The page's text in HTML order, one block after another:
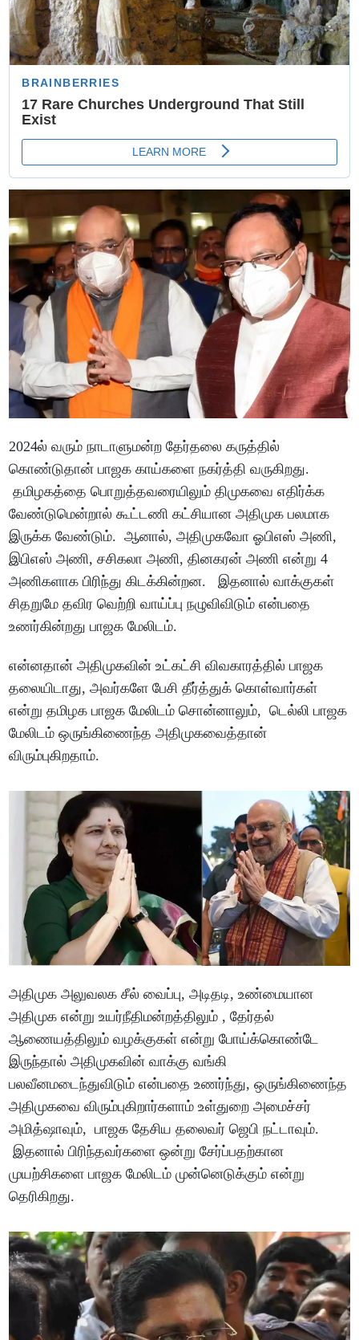
2024ல் வரும் நாடாளுமன்ற தேர்தலை கருத்தில்
கொண்டுதான் பாஜக காய்களை நகர்த்தி வருகிறது.
தமிழகத்தை பொறுத்தவரையிலும் திமுகவை எதிர்க்க
வேண்டுமென்றால் கூட்டணி கட்சியான அதிமுக பலமாக
இருக்க வேண்டும். ஆனால், அதிமுகவோ ஓபிஎஸ் அணி,
இபிஎஸ் அணி, சசிகலா அணி, தினகரன் அணி என்று 4
அணிகளாக பிரிந்து கிடக்கின்றன. இதனால் வாக்குகள்
சிதறுமே தவிர வெற்றி வாய்ப்பு நழுவிவிடும் என்பதை
உணர்கின்றது பாஜக மேலிடம்.
என்னதான் அதிமுகவின் உட்கட்சி விவகாரத்தில் பாஜக
தலையிடாது, அவர்களே பேசி தீர்த்துக் கொள்வார்கள்
என்று தமிழக பாஜக மேலிடம் சொன்னாலும், டெல்லி பாஜக
மேலிடம் ஒருங்கிணைந்த அதிமுகவைத்தான்
விரும்புகிறதாம்.
அதிமுக அலுவலக சீல் வைப்பு, அடிதடி, உண்மையான
அதிமுக என்று உயர்நீதிமன்றத்திலும் , தேர்தல்
ஆணையத்திலும் வழக்குகள் என்று போய்க்கொண்டே
இருந்தால் அதிமுகவின் வாக்கு வங்கி
பலவீனமடைந்துவிடும் என்பதை உணர்ந்து, ஒருங்கிணைந்த
அதிமுகவை விரும்புகிறார்களாம் உள்துறை அமைச்சர்
அமித்ஷாவும், பாஜக தேசிய தலைவர் ஜெபி நட்டாவும்.
இதனால் பிரிந்தவர்களை ஒன்று சேர்ப்பதற்கான
முயற்சிகளை பாஜக மேலிடம் முன்னெடுக்கும் என்று
தெரிகிறது.